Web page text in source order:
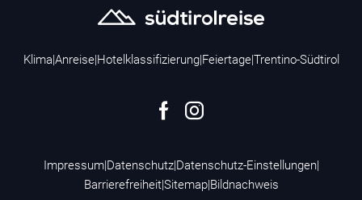
Klima|Anreise|Hotelklassifizierung|Feiertage|Trentino-Südtirol
Impressum|Datenschutz|Datenschutz-Einstellungen|
Barrierefreiheit|Sitemap|Bildnachweis